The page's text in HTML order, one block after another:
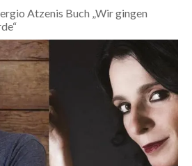
Atzenis Buch „Wir gingen